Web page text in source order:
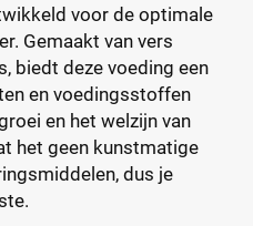
voor de optimale
Gemaakt van vers
biedt deze voeding een
en voedingsstoffen
en het welzijn van
het geen kunstmatige
dus je